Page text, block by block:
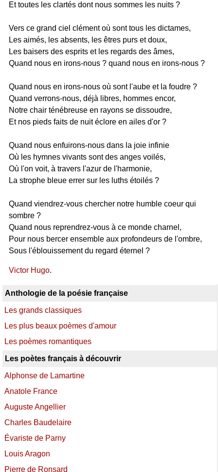
Et toutes les clartés dont nous sommes les nuits ?
Vers ce grand ciel clément où sont tous les dictames,
Les aimés, les absents, les êtres purs et doux,
Les baisers des esprits et les regards des âmes,
Quand nous en irons-nous ? quand nous en irons-nous ?
Quand nous en irons-nous où sont l'aube et la foudre ?
Quand verrons-nous, déjà libres, hommes encor,
Notre chair ténébreuse en rayons se dissoudre,
Et nos pieds faits de nuit éclore en ailes d'or ?
Quand nous enfuirons-nous dans la joie infinie
Où les hymnes vivants sont des anges voilés,
Où l'on voit, à travers l'azur de l'harmonie,
La strophe bleue errer sur les luths étoilés ?
Quand viendrez-vous chercher notre humble coeur qui
sombre ?
Quand nous reprendrez-vous à ce monde charnel,
Pour nous bercer ensemble aux profondeurs de l'ombre,
Sous l'éblouissement du regard éternel ?
Victor Hugo.
Anthologie de la poésie française
Les grands classiques
Les plus beaux poèmes d'amour
Les poèmes romantiques
Les poètes français à découvrir
Alphonse de Lamartine
Anatole France
Auguste Angellier
Charles Baudelaire
Évariste de Parny
Louis Aragon
Pierre de Ronsard